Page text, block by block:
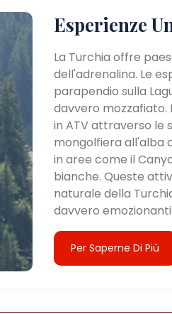
Esperienze
La Turchia offre
dell'adrenalina. Le
parapendio sulla
davvero mozzafiato.
in ATV attraverso le
mongolfiera all'alba
in aree come il
bianche. Queste
naturale della
davvero
Per Saperne Di Più